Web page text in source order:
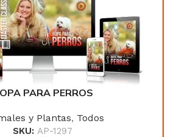
PARA PERROS
y Plantas, Todos
SKU: AP-1297